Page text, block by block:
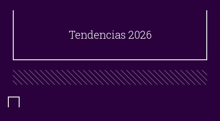
Tendencias 2026